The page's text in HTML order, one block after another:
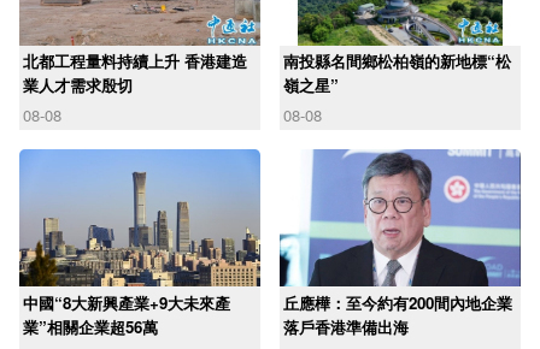
北都工程量料持續上升 香港建造
業人才需求殷切
08-08
南投縣名間鄉松柏嶺的新地標“松
嶺之星”
08-08
中國“8大新興產業+9大未來產
業”相關企業超56萬
丘應樺：至今約有200間內地企業
落戶香港準備出海